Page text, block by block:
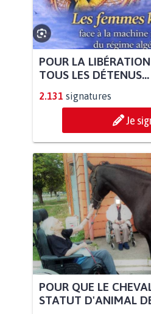
POUR LA
TOUS LES DÉTENUS...
2.131 signatures
Je
POUR QUE LE
STATUT D'ANIMAL